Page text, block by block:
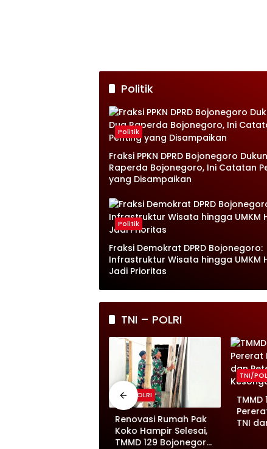
Politik
Politik
Fraksi PPKN DPRD Bojonegoro
Raperda Bojonegoro, Ini Catatan
yang Disampaikan
Politik
Fraksi Demokrat DPRD Bojonegoro:
Infrastruktur Wisata hingga UMKM
Jadi Prioritas
TNI – POLRI
TNI/POLRI
Renovasi Rumah Pak
Koko Hampir Selesai,
TMMD 129 Bojonegoro
TNI/
TNI